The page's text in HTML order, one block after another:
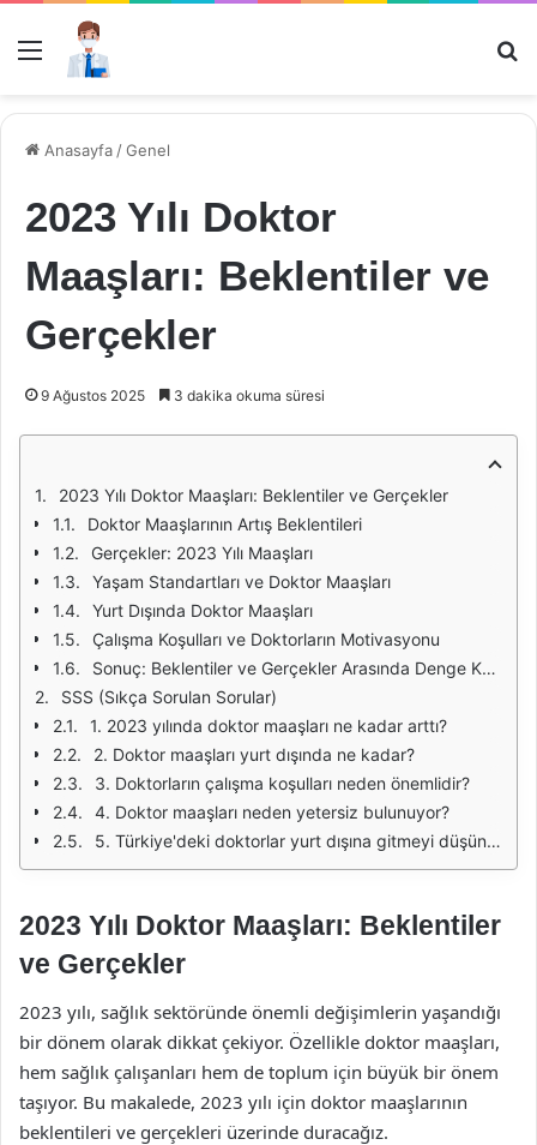
Menü
Anasayfa /Genel
2023 Yılı Doktor
Maaşları: Beklentiler ve
Gerçekler
9 Ağustos 2025 3 dakika okuma süresi
2023 Yılı Doktor Maaşları: Beklentiler ve Gerçekler
Doktor Maaşlarının Artış Beklentileri
Gerçekler: 2023 Yılı Maaşları
Yaşam Standartları ve Doktor Maaşları
Yurt Dışında Doktor Maaşları
Çalışma Koşulları ve Doktorların Motivasyonu
Sonuç: Beklentiler ve Gerçekler Arasında Denge Kurmak
SSS (Sıkça Sorulan Sorular)
1. 2023 yılında doktor maaşları ne kadar arttı?
2. Doktor maaşları yurt dışında ne kadar?
3. Doktorların çalışma koşulları neden önemlidir?
4. Doktor maaşları neden yetersiz bulunuyor?
5. Türkiye'deki doktorlar yurt dışına gitmeyi düşünüyor mu?
2023 Yılı Doktor Maaşları: Beklentiler
ve Gerçekler
2023 yılı, sağlık sektöründe önemli değişimlerin yaşandığı
bir dönem olarak dikkat çekiyor. Özellikle doktor maaşları,
hem sağlık çalışanları hem de toplum için büyük bir önem
taşıyor. Bu makalede, 2023 yılı için doktor maaşlarının
beklentileri ve gerçekleri üzerinde duracağız.